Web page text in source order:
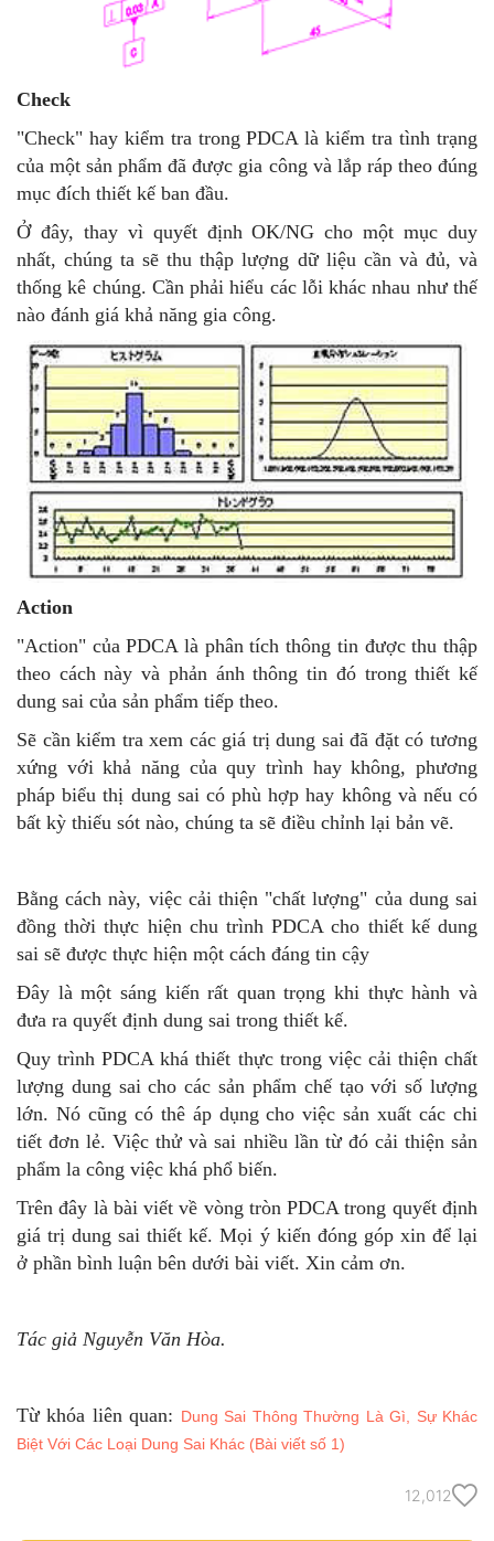
Check
"Check" hay kiểm tra trong PDCA là kiểm tra tình trạng
của một sản phẩm đã được gia công và lắp ráp theo đúng
mục đích thiết kế ban đầu.
Ở đây, thay vì quyết định OK/NG cho một mục duy
nhất, chúng ta sẽ thu thập lượng dữ liệu cần và đủ, và
thống kê chúng. Cần phải hiểu các lỗi khác nhau như thế
nào đánh giá khả năng gia công.
Action
"Action" của PDCA là phân tích thông tin được thu thập
theo cách này và phản ánh thông tin đó trong thiết kế
dung sai của sản phẩm tiếp theo.
Sẽ cần kiểm tra xem các giá trị dung sai đã đặt có tương
xứng với khả năng của quy trình hay không, phương
pháp biểu thị dung sai có phù hợp hay không và nếu có
bất kỳ thiếu sót nào, chúng ta sẽ điều chỉnh lại bản vẽ.
Bằng cách này, việc cải thiện "chất lượng" của dung sai
đồng thời thực hiện chu trình PDCA cho thiết kế dung
sai sẽ được thực hiện một cách đáng tin cậy
Đây là một sáng kiến ​​rất quan trọng khi thực hành và
đưa ra quyết định dung sai trong thiết kế.
Quy trình PDCA khá thiết thực trong việc cải thiện chất
lượng dung sai cho các sản phẩm chế tạo với số lượng
lớn. Nó cũng có thê áp dụng cho việc sản xuất các chi
tiết đơn lẻ. Việc thử và sai nhiều lần từ đó cải thiện sản
phẩm la công việc khá phổ biến.
Trên đây là bài viết về vòng tròn PDCA trong quyết định
giá trị dung sai thiết kế. Mọi ý kiến đóng góp xin để lại
ở phần bình luận bên dưới bài viết. Xin cảm ơn.
Tác giả Nguyễn Văn Hòa.
Từ khóa liên quan: Dung Sai Thông Thường Là Gì, Sự Khác
Biệt Với Các Loại Dung Sai Khác (Bài viết số 1)
12,012